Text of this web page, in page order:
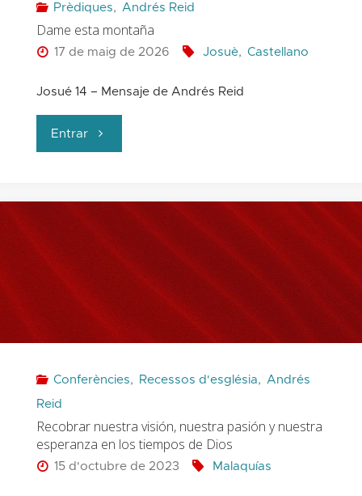
Prèdiques, Andrés Reid
Dame esta montaña
17 de maig de 2026 Josuè, Castellano
Josué 14 – Mensaje de Andrés Reid
Entrar"Dame
montaña"
Conferències, Recessos d'església, Andrés
Reid
Recobrar nuestra visión, nuestra pasión y nuestra
esperanza en los tiempos de Dios
15 d'octubre de 2023 Malaquías